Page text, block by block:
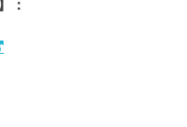
：